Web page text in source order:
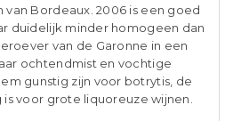
van Bordeaux. 2006 is een goed
duidelijk minder homogeen dan
van de Garonne in een
ochtendmist en vochtige
gunstig zijn voor botrytis, de
voor grote liquoreuze wijnen.